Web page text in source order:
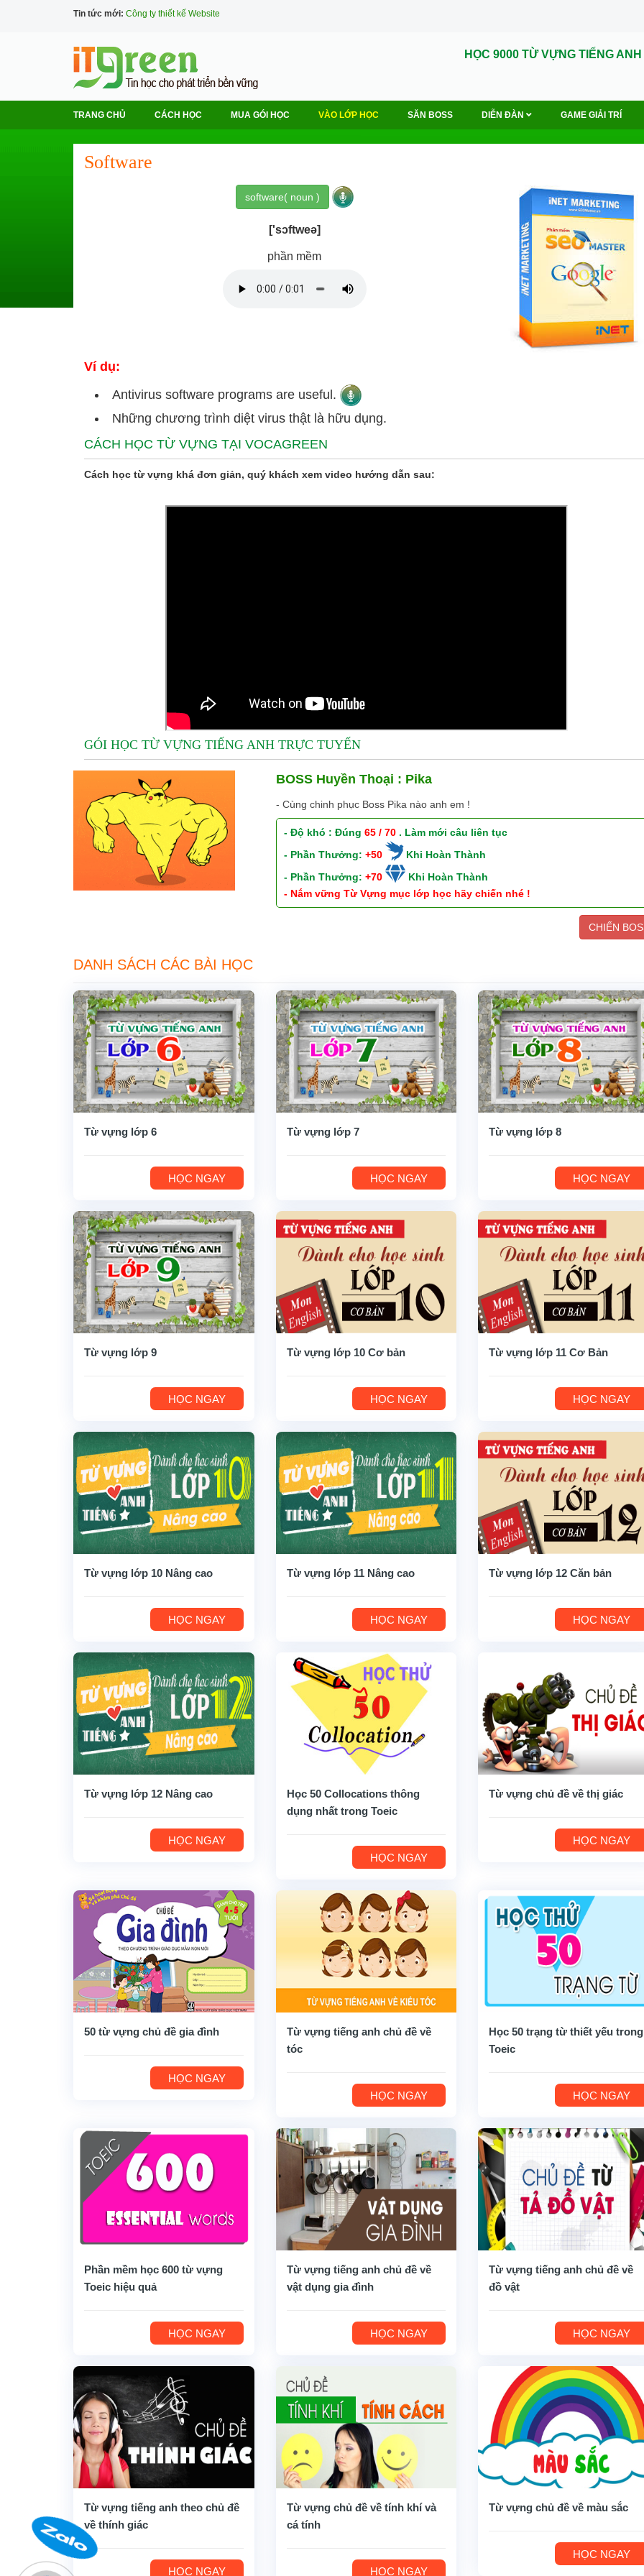
Tin tức mới: Công ty thiết kế Website
HỌC 9000 TỪ VỰNG TIẾNG ANH
TRANG CHỦ CÁCH HỌC MUA GÓI HỌC VÀO LỚP HỌC SĂN BOSS DIỄN ĐÀN GAME GIẢI TRÍ
Software
software( noun )
['sɔftweə]
phần mềm
Ví dụ:
Antivirus software programs are useful.
Những chương trình diệt virus thật là hữu dụng.
CÁCH HỌC TỪ VỰNG TẠI VOCAGREEN
Cách học từ vựng khá đơn giản, quý khách xem video hướng dẫn sau:
GÓI HỌC TỪ VỰNG TIẾNG ANH TRỰC TUYẾN
BOSS Huyền Thoại : Pika
- Cùng chinh phục Boss Pika nào anh em !
- Độ khó : Đúng 65 / 70. Làm mới câu liên tục
- Phần Thưởng: +50
Khi Hoàn Thành
- Phần Thưởng: +70
Khi Hoàn Thành
- Nắm vững Từ Vựng mục lớp học hãy chiến nhé !
CHIẾN
DANH SÁCH CÁC BÀI HỌC
Từ vựng lớp 6
HỌC NGAY
Từ vựng lớp 7
HỌC NGAY
Từ vựng lớp 8
HỌC NGAY
Từ vựng lớp 9
HỌC NGAY
Từ vựng lớp 10 Cơ bản
HỌC NGAY
Từ vựng lớp 11 Cơ Bản
HỌC NGAY
Từ vựng lớp 10 Nâng cao
HỌC NGAY
Từ vựng lớp 11 Nâng cao
HỌC NGAY
Từ vựng lớp 12 Căn bản
HỌC NGAY
Từ vựng lớp 12 Nâng cao
HỌC NGAY
Học 50 Collocations thông
dụng nhất trong Toeic
HỌC NGAY
Từ vựng chủ đề về thị giác
HỌC NGAY
50 từ vựng chủ đề gia đình
HỌC NGAY
Từ vựng tiếng anh chủ đề về
tóc
HỌC NGAY
Học 50 trạng từ thiết yếu trong
Toeic
HỌC NGAY
Phần mềm học 600 từ vựng
Toeic hiệu quả
HỌC NGAY
Từ vựng tiếng anh chủ đề về
vật dụng gia đình
HỌC NGAY
Từ vựng tiếng anh chủ đề về
đồ vật
HỌC NGAY
Từ vựng tiếng anh theo chủ đề
về thính giác
HỌC NGAY
Từ vựng chủ đề về tính khí và
cá tính
HỌC NGAY
Từ vựng chủ đề về màu sắc
HỌC NGAY